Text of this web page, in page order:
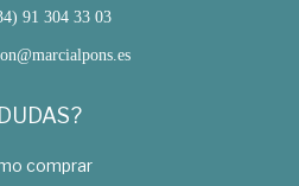
91 304 33 03
comprar